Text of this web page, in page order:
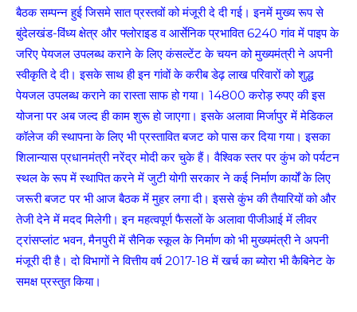
बैठक सम्पन्न हुई जिसमे सात प्रस्तवों को मंजूरी दे दी गई। इनमें मुख्य रूप से
बुंदेलखंड-विंध्य क्षेत्र और फ्लोराइड व आर्सेनिक प्रभावित 6240 गांव में पाइप के
जरिए पेयजल उपलब्ध कराने के लिए कंसल्टेंट के चयन को मुख्यमंत्री ने अपनी
स्वीकृति दे दी। इसके साथ ही इन गांवों के करीब डेढ़ लाख परिवारों को शुद्ध
पेयजल उपलब्ध कराने का रास्ता साफ हो गया। 14800 करोड़ रुपए की इस
योजना पर अब जल्द ही काम शुरू हो जाएगा। इसके अलावा मिर्जापुर में मेडिकल
कॉलेज की स्थापना के लिए भी प्रस्तावित बजट को पास कर दिया गया। इसका
शिलान्यास प्रधानमंत्री नरेंद्र मोदी कर चुके हैं। वैश्विक स्तर पर कुंभ को पर्यटन
स्थल के रूप में स्थापित करने में जुटी योगी सरकार ने कई निर्माण कार्यों के लिए
जरूरी बजट पर भी आज बैठक में मुहर लगा दी। इससे कुंभ की तैयारियों को और
तेजी देने में मदद मिलेगी। इन महत्वपूर्ण फैसलों के अलावा पीजीआई में लीवर
ट्रांसप्लांट भवन, मैनपुरी में सैनिक स्कूल के निर्माण को भी मुख्यमंत्री ने अपनी
मंजूरी दी है। दो विभागों ने वित्तीय वर्ष 2017-18 में खर्च का ब्योरा भी कैबिनेट के
समक्ष प्रस्तुत किया।